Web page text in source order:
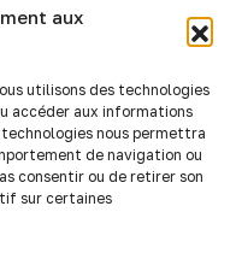
aux
utilisons des technologies
accéder aux informations
nous permettra
de navigation ou
consentir ou de retirer son
sur certaines
vente
B
: